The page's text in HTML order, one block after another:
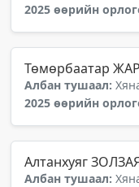
2025 өөрийн
Төмөрбаатар
Албан тушаал:
2025 өөрийн
Алтанхуяг
Албан тушаал: